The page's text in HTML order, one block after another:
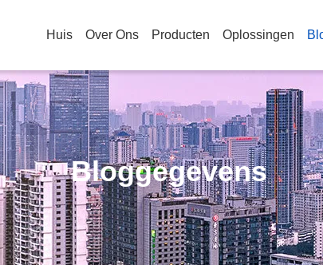
Huis Over Ons Producten Oplossingen
Bloggegevens